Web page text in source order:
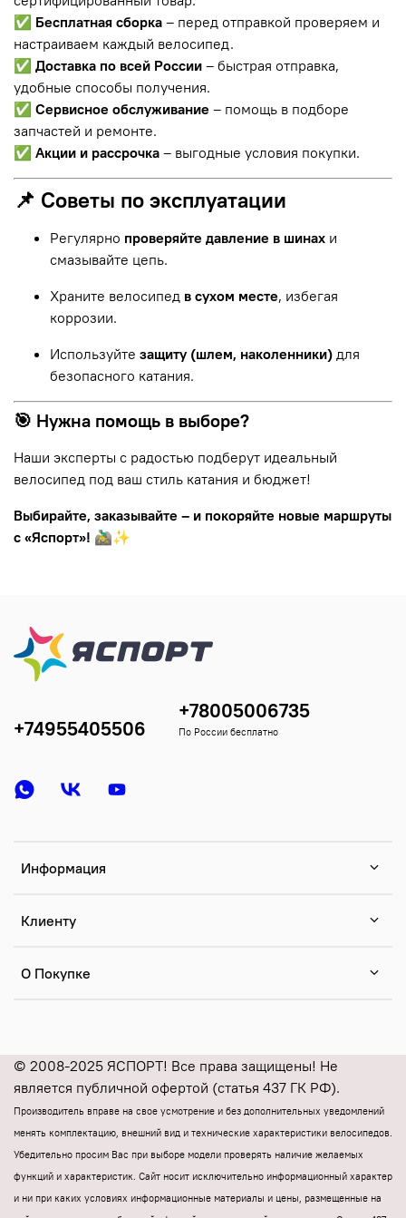
✅ Бесплатная сборка – перед отправкой проверяем и
настраиваем каждый велосипед.
✅ Доставка по всей России – быстрая отправка,
удобные способы получения.
✅ Сервисное обслуживание – помощь в подборе
запчастей и ремонте.
✅ Акции и рассрочка – выгодные условия покупки.
📌 Советы по эксплуатации
Регулярно проверяйте давление в шинах и
смазывайте цепь.
Храните велосипед в сухом месте, избегая
коррозии.
Используйте защиту (шлем, наколенники) для
безопасного катания.
🎯 Нужна помощь в выборе?
Наши эксперты с радостью подберут идеальный
велосипед под ваш стиль катания и бюджет!
Выбирайте, заказывайте – и покоряйте новые маршруты
с «Яспорт»! 🚵‍♂️✨
Информация
Клиенту
О Покупке
+74955405506
+78005006735
По России бесплатно
© 2008-2025 ЯСПОРТ! Все права защищены! Не
является публичной офертой (статья 437 ГК РФ).
Производитель вправе на свое усмотрение и без дополнительных уведомлений
менять комплектацию, внешний вид и технические характеристики велосипедов.
Убедительно просим Вас при выборе модели проверять наличие желаемых
функций и характеристик. Cайт носит исключительно информационный характер
и ни при каких условиях информационные материалы и цены, размещенные на